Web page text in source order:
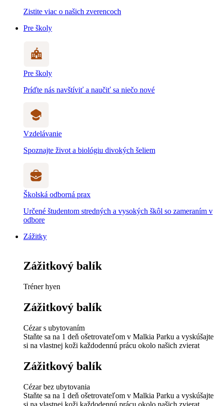
Zistite viac o našich zverencoch
Pre školy
Pre školy
Príďte nás navštíviť a naučiť sa niečo nové
Vzdelávanie
Spoznajte život a biológiu divokých šeliem
Školská odborná prax
Určené študentom stredných a vysokých škôl so zameraním v
odbore
Zážitky
Zážitkový balík
Tréner hyen
Zážitkový balík
Cézar s ubytovaním
Staňte sa na 1 deň ošetrovateľom v Malkia Parku a vyskúšajte
si na vlastnej koži každodennú prácu okolo našich zvierat
Zážitkový balík
Cézar bez ubytovania
Staňte sa na 1 deň ošetrovateľom v Malkia Parku a vyskúšajte
si na vlastnej koži každodennú prácu okolo našich zvierat